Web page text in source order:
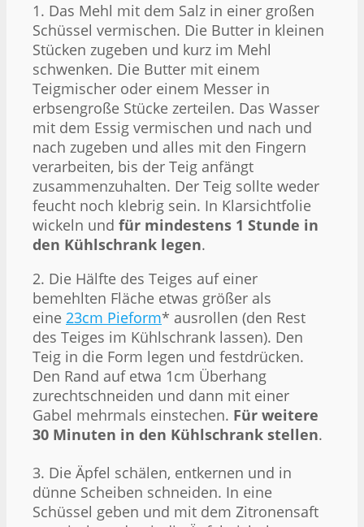
1. Das Mehl mit dem Salz in einer großen
Schüssel vermischen. Die Butter in kleinen
Stücken zugeben und kurz im Mehl
schwenken. Die Butter mit einem
Teigmischer oder einem Messer in
erbsengroße Stücke zerteilen. Das Wasser
mit dem Essig vermischen und nach und
nach zugeben und alles mit den Fingern
verarbeiten, bis der Teig anfängt
zusammenzuhalten. Der Teig sollte weder
feucht noch klebrig sein. In Klarsichtfolie
wickeln und für mindestens 1 Stunde in
den Kühlschrank legen.
2. Die Hälfte des Teiges auf einer
bemehlten Fläche etwas größer als
eine 23cm Pieform* ausrollen (den Rest
des Teiges im Kühlschrank lassen). Den
Teig in die Form legen und festdrücken.
Den Rand auf etwa 1cm Überhang
zurechtschneiden und dann mit einer
Gabel mehrmals einstechen. Für weitere
30 Minuten in den Kühlschrank stellen.
3. Die Äpfel schälen, entkernen und in
dünne Scheiben schneiden. In eine
Schüssel geben und mit dem Zitronensaft